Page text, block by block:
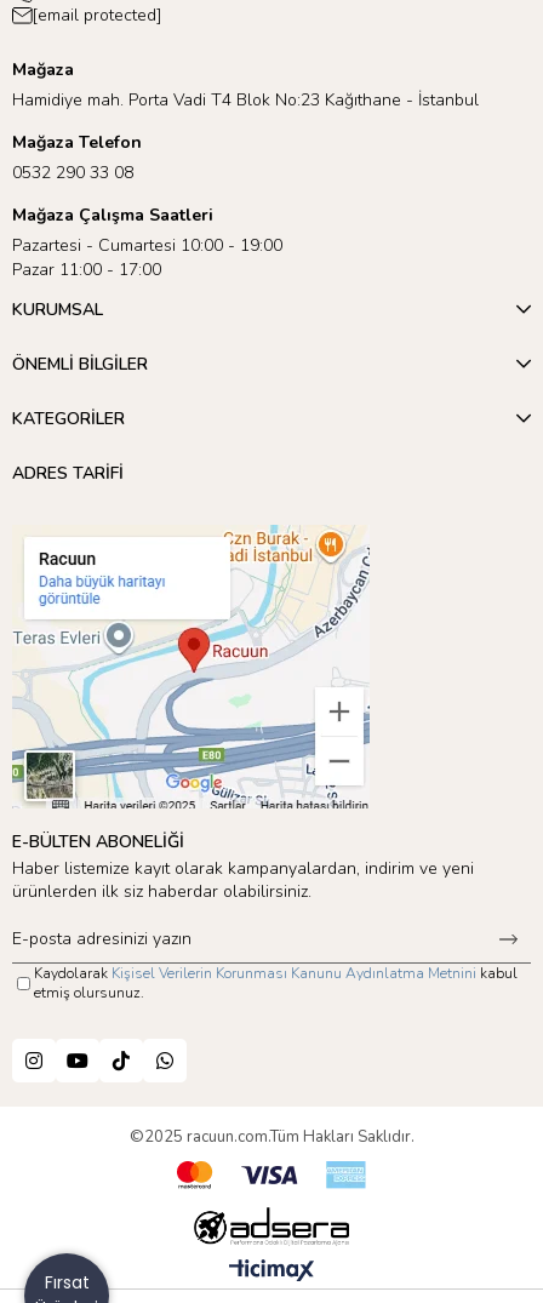
[email protected]
Mağaza
Hamidiye mah. Porta Vadi T4 Blok No:23 Kağıthane - İstanbul
Mağaza Telefon
0532 290 33 08
Mağaza Çalışma Saatleri
Pazartesi - Cumartesi 10:00 - 19:00
Pazar 11:00 - 17:00
KURUMSAL
ÖNEMLİ BİLGİLER
KATEGORİLER
ADRES TARİFİ
E-BÜLTEN ABONELİĞİ
Haber listemize kayıt olarak kampanyalardan, indirim ve yeni
ürünlerden ilk siz haberdar olabilirsiniz.
Kaydolarak Kişisel Verilerin Korunması Kanunu Aydınlatma Metnini kabul
etmiş olursunuz.
©2025 racuun.com.Tüm Hakları Saklıdır.
Fırsat